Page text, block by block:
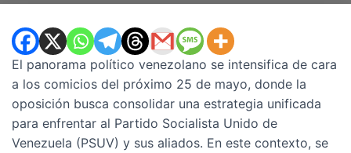
El panorama político venezolano se intensifica de cara
a los comicios del próximo 25 de mayo, donde la
oposición busca consolidar una estrategia unificada
para enfrentar al Partido Socialista Unido de
Venezuela (PSUV) y sus aliados. En este contexto, se